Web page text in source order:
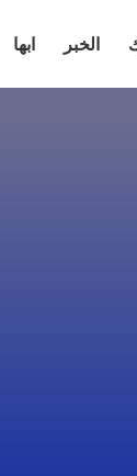
الخبر ابها